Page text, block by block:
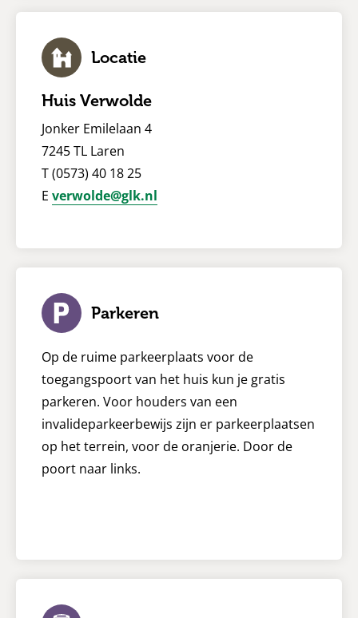
Locatie
Huis Verwolde
Jonker Emilelaan 4
7245 TL Laren
T (0573) 40 18 25
E verwolde@glk.nl
Parkeren
Op de ruime parkeerplaats voor de
toegangspoort van het huis kun je gratis
parkeren. Voor houders van een
invalideparkeerbewijs zijn er parkeerplaatsen
op het terrein, voor de oranjerie. Door de
poort naar links.